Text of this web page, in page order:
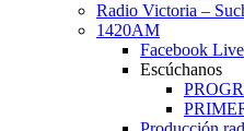
Radio Victoria –
1420AM
Facebook Live
Escúchanos